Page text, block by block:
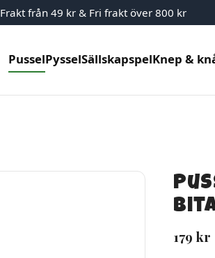
Frakt från 49 kr & Fri frakt över 800 kr
PusselPysselSällskapspelKnep &
179 kr